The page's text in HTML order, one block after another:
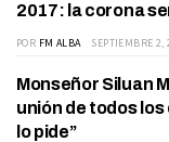
2017: la corona
POR FM ALBA SEPTIEMBRE 2,
Monseñor Siluan
unión de todos
lo pide”